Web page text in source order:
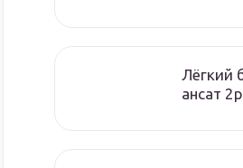
Лёгкий
ансат